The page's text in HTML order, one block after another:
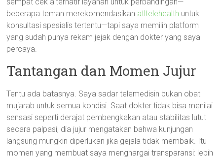
beberapa teman merekomendasikan atltelehealth untuk
konsultasi spesialis tertentu—tapi saya memilih platform
yang sudah punya rekam jejak dengan dokter yang saya
percaya.
Tantangan dan Momen Jujur
Tentu ada batasnya. Saya sadar telemedisin bukan obat
mujarab untuk semua kondisi. Saat dokter tidak bisa menilai
sensasi seperti derajat pembengkakan atau stabilitas lutut
secara palpasi, dia jujur mengatakan bahwa kunjungan
langsung mungkin diperlukan jika gejala tidak membaik. Itu
momen yang membuat saya menghargai transparansi: lebih